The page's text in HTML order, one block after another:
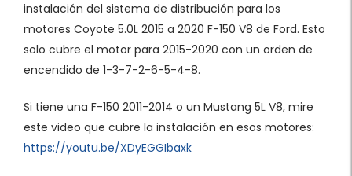
instalación del sistema de distribución para los
motores Coyote 5.0L 2015 a 2020 F-150 V8 de Ford. Esto
solo cubre el motor para 2015-2020 con un orden de
encendido de 1-3-7-2-6-5-4-8.
Si tiene una F-150 2011-2014 o un Mustang 5L V8, mire
este video que cubre la instalación en esos motores:
https://youtu.be/XDyEGGIbaxk